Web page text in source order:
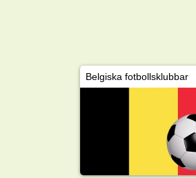
Belgiska fotbollsklubbar